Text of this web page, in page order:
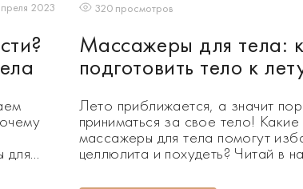
2023
для
320 просмотров
Массажеры для тела:
подготовить тело к
Лето приближается, а значит
приниматься за свое тело! Какие
массажеры для тела помогут
целлюлита и похудеть? Читай в